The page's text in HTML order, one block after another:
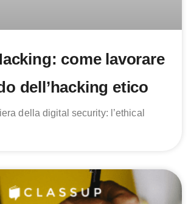
come lavorare
dell’hacking etico
della digital security: l’ethical